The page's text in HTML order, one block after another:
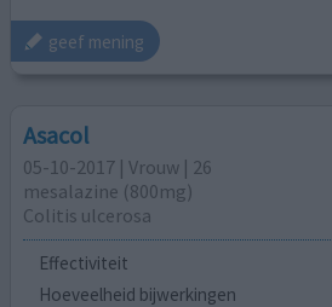
geef mening
Asacol
05-10-2017 | Vrouw | 26
mesalazine (800mg)
Colitis ulcerosa
Effectiviteit
Hoeveelheid bijwerkingen